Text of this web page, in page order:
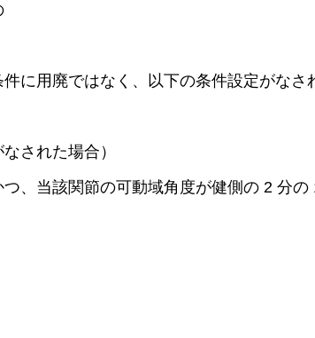
に用廃ではなく、以下の条件設定がなさ
された場合）
、当該関節の可動域角度が健側の 2 分